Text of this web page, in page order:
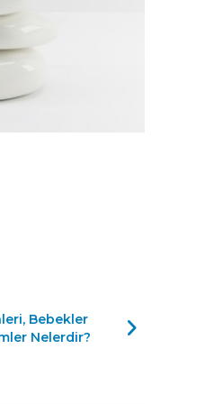
Bebekler
Nelerdir?